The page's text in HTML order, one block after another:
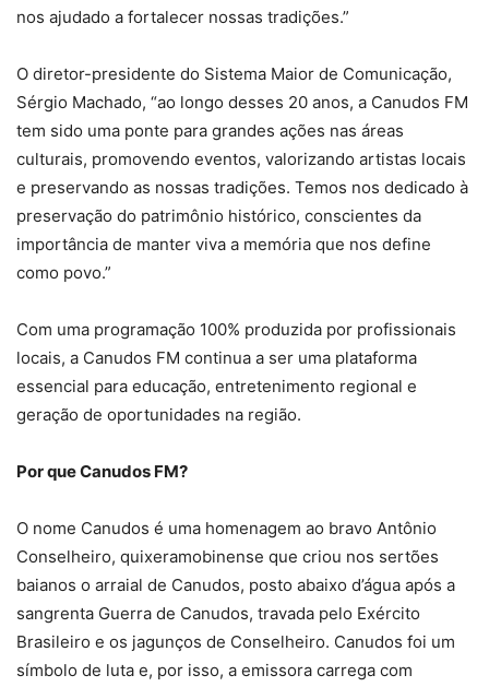
nos ajudado a fortalecer nossas tradições.”
O diretor-presidente do Sistema Maior de Comunicação,
Sérgio Machado, “ao longo desses 20 anos, a Canudos FM
tem sido uma ponte para grandes ações nas áreas
culturais, promovendo eventos, valorizando artistas locais
e preservando as nossas tradições. Temos nos dedicado à
preservação do patrimônio histórico, conscientes da
importância de manter viva a memória que nos define
como povo.”
Com uma programação 100% produzida por profissionais
locais, a Canudos FM continua a ser uma plataforma
essencial para educação, entretenimento regional e
geração de oportunidades na região.
Por que Canudos FM?
O nome Canudos é uma homenagem ao bravo Antônio
Conselheiro, quixeramobinense que criou nos sertões
baianos o arraial de Canudos, posto abaixo d’água após a
sangrenta Guerra de Canudos, travada pelo Exército
Brasileiro e os jagunços de Conselheiro. Canudos foi um
símbolo de luta e, por isso, a emissora carrega com